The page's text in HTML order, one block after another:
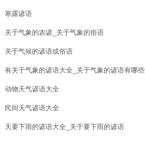
寒露谚语
关于气象的农谚_关于气象的俗语
关于气候的谚语或俗语
有关于气象的谚语大全_关于气象的谚语有哪些
动物天气谚语大全
民间天气谚语大全
天要下雨的谚语大全_关于要下雨的谚语